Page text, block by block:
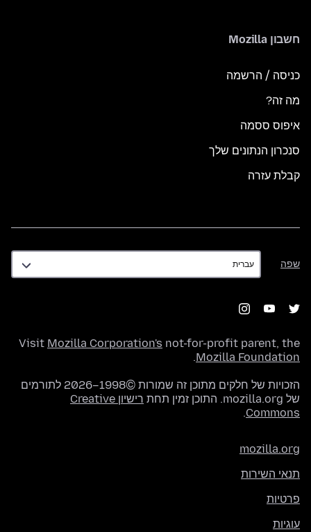
חשבון Mozilla
כניסה / הרשמה
מה זה?
איפוס ססמה
סנכרון הנתונים שלך
קבלת עזרה
שפה
שפה
Visit Mozilla Corporation's not-for-profit parent, the
Mozilla Foundation
.
הזכויות של חלקים מתוכן זה שמורות ©1998–2026 לתורמים
של mozilla.org. התוכן זמין תחת
רישיון Creative
Commons
.
mozilla.org
תנאי השירות
פרטיות
עוגיות